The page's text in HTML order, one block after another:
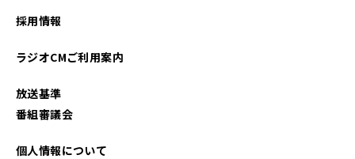
採用情報
ラジオCMご利用案内
放送基準
番組審議会
個人情報について